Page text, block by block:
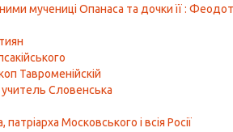
ними мучениці Опанаса та дочки її :
Тавроменійскій
Словенська
Московського і всія Росії